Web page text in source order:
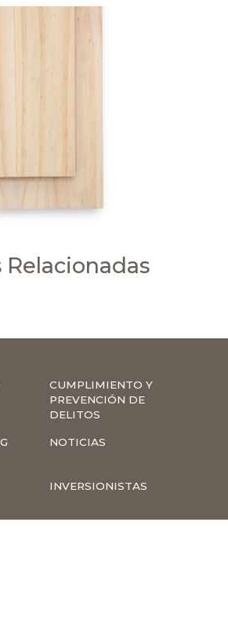
Relacionadas
CUMPLIMIENTO Y
PREVENCIÓN DE
DELITOS
NOTICIAS
INVERSIONISTAS